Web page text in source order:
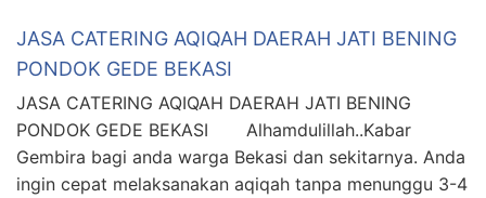
JASA CATERING AQIQAH DAERAH JATI BENING
PONDOK GEDE BEKASI
JASA CATERING AQIQAH DAERAH JATI BENING
PONDOK GEDE BEKASI Alhamdulillah..Kabar
Gembira bagi anda warga Bekasi dan sekitarnya. Anda
ingin cepat melaksanakan aqiqah tanpa menunggu 3-4